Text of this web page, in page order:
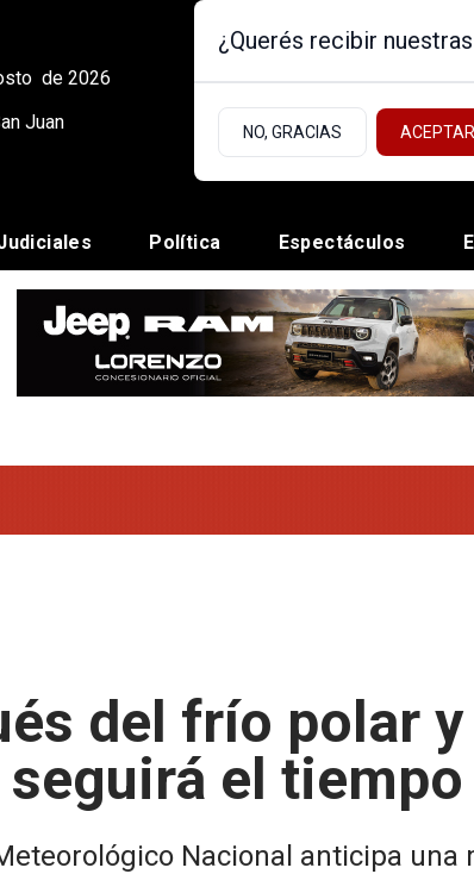
de 2026
Juan
Política Espectáculos
del frío polar
el tiempo
Nacional anticipa una
¿Querés recibir
NO, GRACIAS ACEPTAR